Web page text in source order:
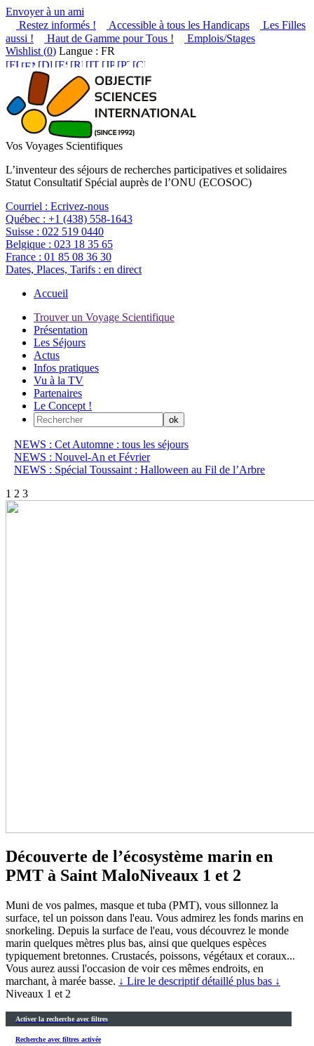
Envoyer à un ami
Restez informés !
Accessible à tous les Handicaps
Les Filles
aussi !
Haut de Gamme pour Tous !
Emplois/Stages
Wishlist (0) Langue : FR
Vos Voyages Scientifiques
L’inventeur des séjours de recherches participatives et solidaires
Statut Consultatif Spécial auprès de l’ONU (ECOSOC)
Courriel : Ecrivez-nous
Québec : +1 (438) 558-1643
Suisse : 022 519 0440
Belgique : 023 18 35 65
France : 01 85 08 36 30
Dates, Places, Tarifs : en direct
Accueil
Trouver un Voyage Scientifique
Présentation
Les Séjours
Actus
Infos pratiques
Vu à la TV
Partenaires
Le Concept !
NEWS : Cet Automne : tous les séjours
NEWS : Nouvel-An et Février
NEWS : Spécial Toussaint : Halloween au Fil de l’Arbre
1 2 3
Découverte de l’écosystème marin en
PMT à Saint MaloNiveaux 1 et 2
Muni de vos palmes, masque et tuba (PMT), vous sillonnez la
surface, tel un poisson dans l'eau. Vous admirez les fonds marins en
snorkeling. Depuis la surface de l'eau, vous découvrez le monde
marin quelques mètres plus bas, ainsi que quelques espèces
typiquement bretonnes. Crustacés, poissons, végétaux et coraux...
Vous aurez aussi l'occasion de voir ces mêmes endroits, en
marchant, à marée basse. ↓ Lire le descriptif détaillé plus bas ↓
Niveaux 1 et 2
Activer la recherche avec filtres
Recherche avec filtres activée